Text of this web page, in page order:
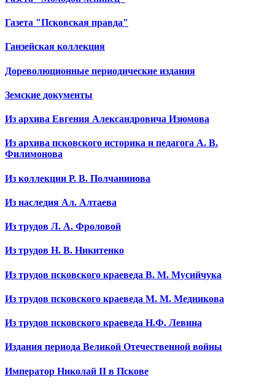
Газета "Псковская правда"
Ганзейская коллекция
Дореволюционные периодические издания
Земские документы
Из архива Евгения Александровича Изюмова
Из архива псковского историка и педагога А. В.
Филимонова
Из коллекции Р. В. Полчанинова
Из наследия Ал. Алтаева
Из трудов Л. А. Фроловой
Из трудов Н. В. Никитенко
Из трудов псковского краеведа В. М. Мусийчука
Из трудов псковского краеведа М. М. Медникова
Из трудов псковского краеведа Н.Ф. Левина
Издания периода Великой Отечественной войны
Император Николай II в Пскове